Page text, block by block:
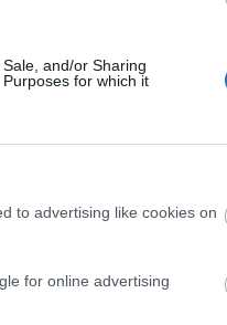
and/or Sharing
for which it
to advertising like cookies on
for online advertising
γνώσεων
διαδικασία ένταξης
επίδραση στην
Πρόσκλησης του ΟΑΕΔ,
μία ειδικότητα,